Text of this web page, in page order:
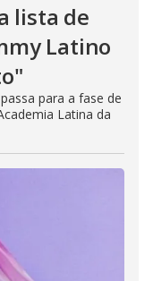
lista de
Latino
para a fase de
Latina da